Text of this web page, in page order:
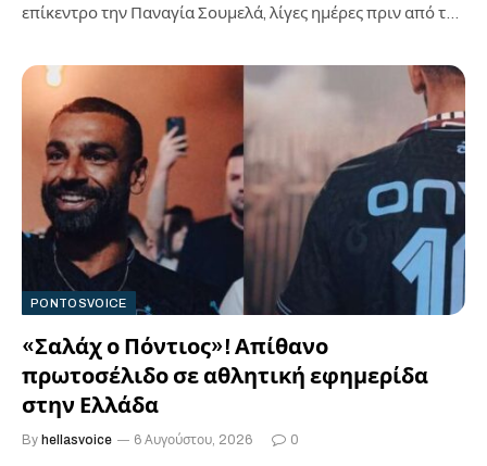
επίκεντρο την Παναγία Σουμελά, λίγες ημέρες πριν από τη
PONTOSVOICE
«Σαλάχ ο Πόντιος»! Απίθανο
πρωτοσέλιδο σε αθλητική εφημερίδα
στην Ελλάδα
By hellasvoice 6 Αυγούστου, 2026 0